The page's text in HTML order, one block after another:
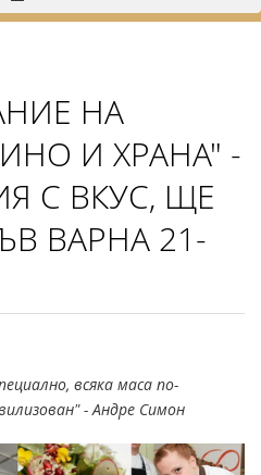
НА
И ХРАНА" -
С ВКУС, ЩЕ
ВАРНА 21-
всяка маса по-
- Андре Симон